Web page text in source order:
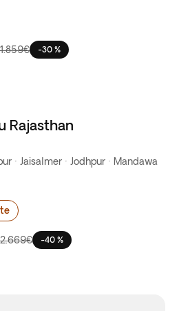
1.859€ -30 %
Rajasthan
· Jaisalmer · Jodhpur · Mandawa
2.669€ -40 %